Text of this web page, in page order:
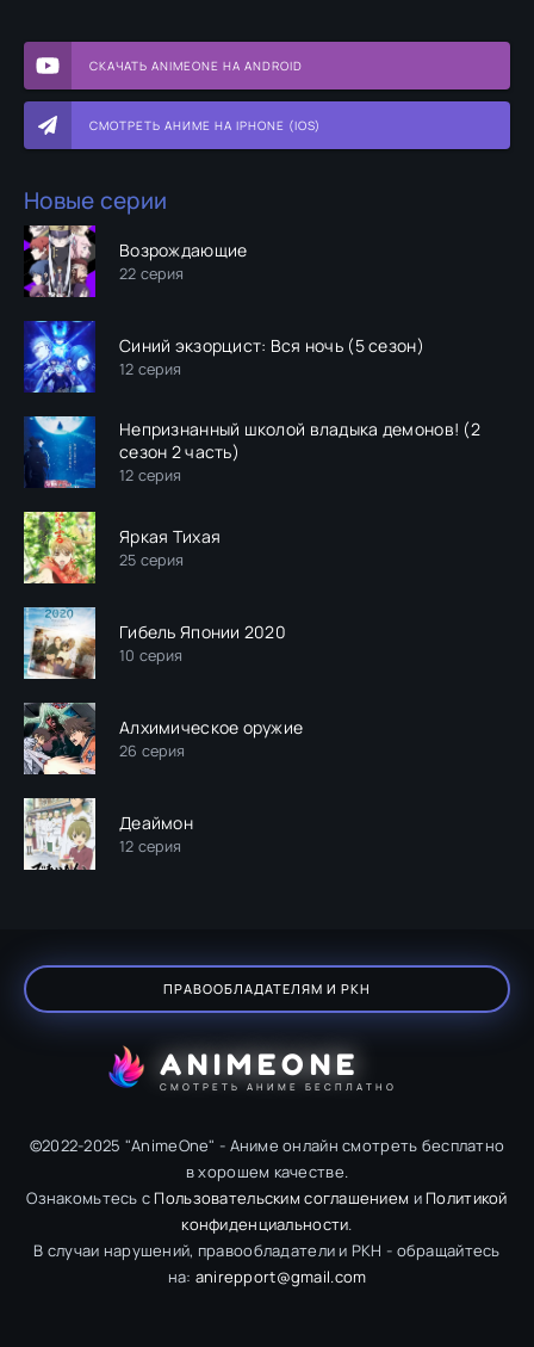
СКАЧАТЬ ANIMEONE НА ANDROID
СМОТРЕТЬ АНИМЕ НА IPHONE (IOS)
Новые серии
Возрождающие
22 серия
Синий экзорцист: Вся ночь (5 сезон)
12 серия
Непризнанный школой владыка демонов! (2
сезон 2 часть)
12 серия
Яркая Тихая
25 серия
Гибель Японии 2020
10 серия
Алхимическое оружие
26 серия
Деаймон
12 серия
ПРАВООБЛАДАТЕЛЯМ И РКН
ANIMEONE
СМОТРЕТЬ АНИМЕ БЕСПЛАТНО
©2022-2025 "AnimeOne" - Аниме онлайн смотреть бесплатно
в хорошем качестве.
Ознакомьтесь с Пользовательским соглашением и Политикой
конфиденциальности.
В случаи нарушений, правообладатели и РКН - обращайтесь
на: anirepport@gmail.com